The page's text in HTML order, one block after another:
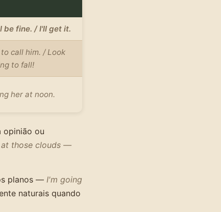
be fine. / I'll get it.
call him. / Look
to fall!
her at noon.
opinião ou
those clouds —
planos — I'm going
naturais quando